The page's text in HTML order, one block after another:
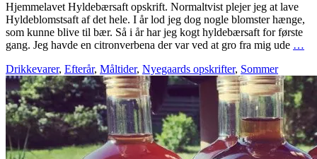
Hjemmelavet Hyldebærsaft opskrift. Normaltvist plejer jeg at lave
Hyldeblomstsaft af det hele. I år lod jeg dog nogle blomster hænge,
som kunne blive til bær. Så i år har jeg kogt hyldebærsaft for første
gang. Jeg havde en citronverbena der var ved at gro fra mig ude …
Drikkevarer, Efterår, Måltider, Nyegaards opskrifter, Sommer